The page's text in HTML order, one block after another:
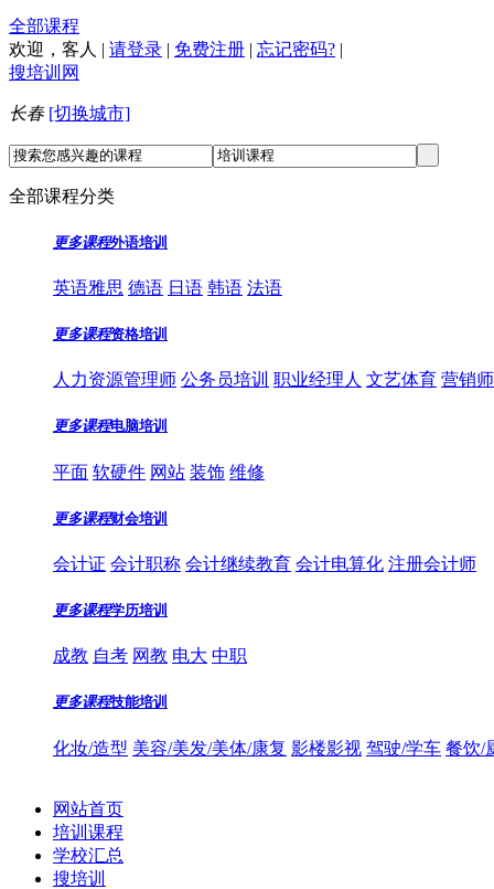
全部课程
欢迎， 客人 | 请登录 | 免费注册 | 忘记密码? |
搜培训网
长春 [切换城市]
全部课程分类
更多课程外语培训
英语雅思 德语 日语 韩语 法语
更多课程资格培训
人力资源管理师 公务员培训 职业经理人 文艺体育 营销
更多课程电脑培训
平面 软硬件 网站 装饰 维修
更多课程财会培训
会计证 会计职称 会计继续教育 会计电算化 注册会计师
更多课程学历培训
成教 自考 网教 电大 中职
更多课程技能培训
化妆/造型 美容/美发/美体/康复 影楼影视 驾驶/学车 餐饮/
网站首页
培训课程
学校汇总
搜培训